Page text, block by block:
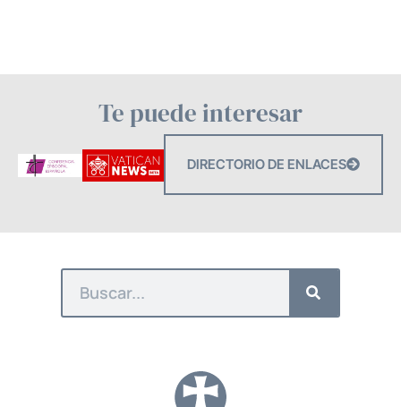
Te puede interesar
DIRECTORIO DE ENLACES